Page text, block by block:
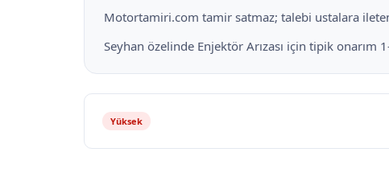
Motortamiri.com tamir satmaz; talebi ustalara
Seyhan özelinde Enjektör Arızası için tipik
Yüksek